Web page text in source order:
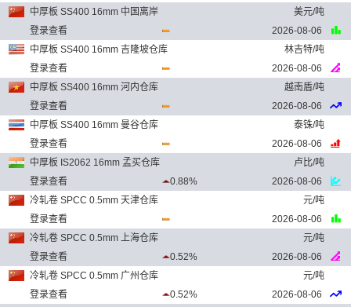
中厚板 SS400 16mm 中国离岸
美元/吨
登录查看
2026-08-06
中厚板 SS400 16mm 吉隆坡仓库
林吉特/吨
登录查看
2026-08-06
中厚板 SS400 16mm 河内仓库
越南盾/吨
登录查看
2026-08-06
中厚板 SS400 16mm 曼谷仓库
泰铢/吨
登录查看
2026-08-06
中厚板 IS2062 16mm 孟买仓库
卢比/吨
登录查看
0.88%
2026-08-06
冷轧卷 SPCC 0.5mm 天津仓库
元/吨
登录查看
2026-08-06
冷轧卷 SPCC 0.5mm 上海仓库
元/吨
登录查看
0.52%
2026-08-06
冷轧卷 SPCC 0.5mm 广州仓库
元/吨
登录查看
0.52%
2026-08-06